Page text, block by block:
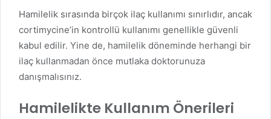
Hamilelik sırasında birçok ilaç kullanımı sınırlıdır, ancak
cortimycine’in kontrollü kullanımı genellikle güvenli
kabul edilir. Yine de, hamilelik döneminde herhangi bir
ilaç kullanmadan önce mutlaka doktorunuza
danışmalısınız.
Hamilelikte Kullanım Önerileri